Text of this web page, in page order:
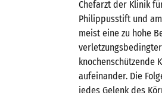
Chefarzt der Klinik
Philippusstift und
meist eine zu hohe
knochenschützende
aufeinander. Die
jedes Gelenk des